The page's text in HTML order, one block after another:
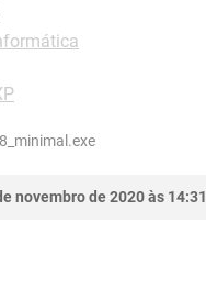
novembro de 2020 às 14:31